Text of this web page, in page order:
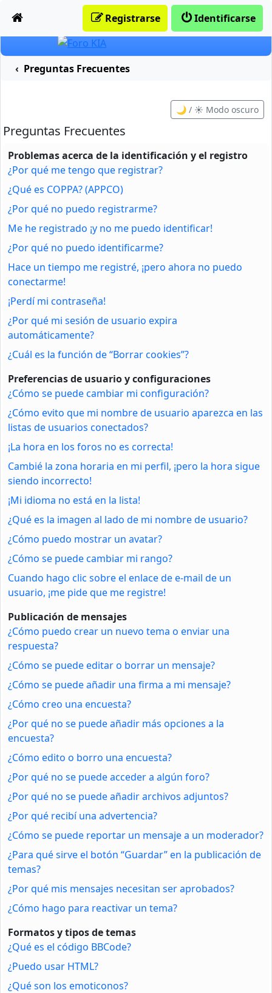
Identificarse
Registrarse
Preguntas Frecuentes
🌙 / ☀️ Modo oscuro
Preguntas Frecuentes
Problemas acerca de la identificación y el registro
¿Por qué me tengo que registrar?
¿Qué es COPPA? (APPCO)
¿Por qué no puedo registrarme?
Me he registrado ¡y no me puedo identificar!
¿Por qué no puedo identificarme?
Hace un tiempo me registré, ¡pero ahora no puedo
conectarme!
¡Perdí mi contraseña!
¿Por qué mi sesión de usuario expira
automáticamente?
¿Cuál es la función de “Borrar cookies”?
Preferencias de usuario y configuraciones
¿Cómo se puede cambiar mi configuración?
¿Cómo evito que mi nombre de usuario aparezca en las
listas de usuarios conectados?
¡La hora en los foros no es correcta!
Cambié la zona horaria en mi perfil, ¡pero la hora sigue
siendo incorrecto!
¡Mi idioma no está en la lista!
¿Qué es la imagen al lado de mi nombre de usuario?
¿Cómo puedo mostrar un avatar?
¿Cómo se puede cambiar mi rango?
Cuando hago clic sobre el enlace de e-mail de un
usuario, ¡me pide que me registre!
Publicación de mensajes
¿Cómo puedo crear un nuevo tema o enviar una
respuesta?
¿Cómo se puede editar o borrar un mensaje?
¿Cómo se puede añadir una firma a mi mensaje?
¿Cómo creo una encuesta?
¿Por qué no se puede añadir más opciones a la
encuesta?
¿Cómo edito o borro una encuesta?
¿Por qué no se puede acceder a algún foro?
¿Por qué no se puede añadir archivos adjuntos?
¿Por qué recibí una advertencia?
¿Cómo se puede reportar un mensaje a un moderador?
¿Para qué sirve el botón “Guardar” en la publicación de
temas?
¿Por qué mis mensajes necesitan ser aprobados?
¿Cómo hago para reactivar un tema?
Formatos y tipos de temas
¿Qué es el código BBCode?
¿Puedo usar HTML?
¿Qué son los emoticonos?